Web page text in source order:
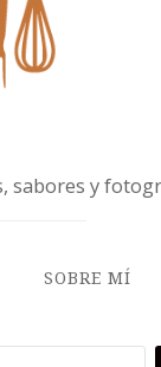
sabores y
SOBRE MÍ